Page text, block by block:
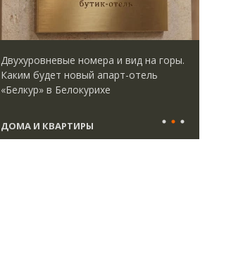
Двухуровневые номера и вид на горы.
Каким будет новый апарт-отель
«Белкур» в Белокурихе
ДОМА И КВАРТИРЫ